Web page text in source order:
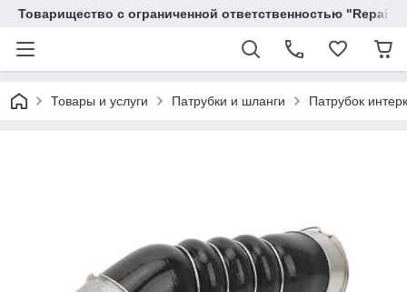
Товарищество с ограниченной ответственностью
Товары и услуги Патрубки и шланги Патрубок